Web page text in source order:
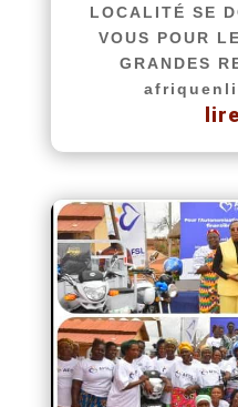
LOCALITÉ SE
VOUS POUR
GRANDES